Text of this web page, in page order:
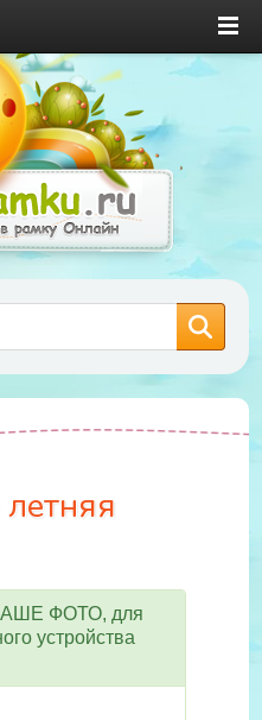
ФОТО, для
устройства